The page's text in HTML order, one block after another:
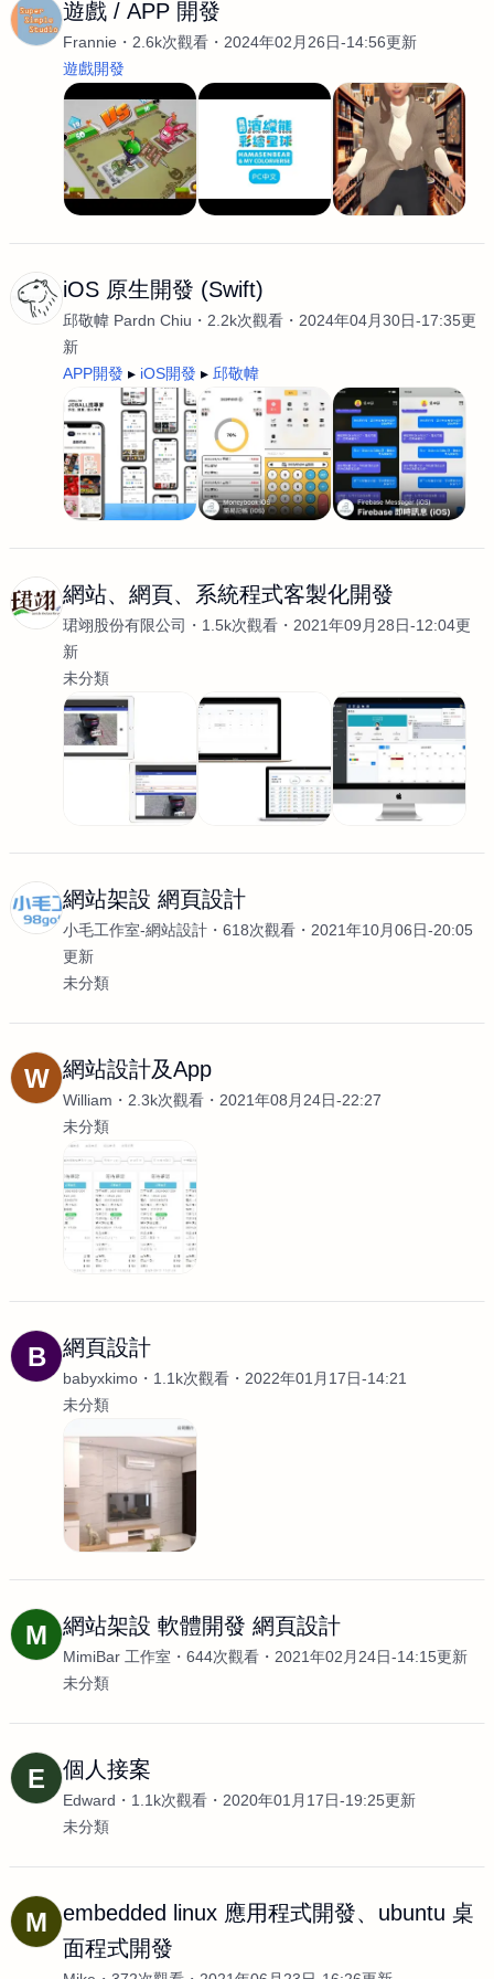
遊戲 / APP 開發
Frannie 2.6k次觀看
2024年02月26日-14:56更新
遊戲開發
iOS 原生開發 (Swift)
邱敬幃 Pardn Chiu 2.2k次觀看
2024年04月30日-17:35更
新
APP開發
iOS開發 邱敬幃
網站、網頁、系統程式客製化開發
珺翊股份有限公司 1.5k次觀看
2021年09月28日-12:04更
新
未分類
網站架設 網頁設計
小毛工作室-網站設計 618次觀看
2021年10月06日-20:05
更新
未分類
W 網站設計及App
William 2.3k次觀看
2021年08月24日-22:27
未分類
B 網頁設計
babyxkimo 1.1k次觀看
2022年01月17日-14:21
未分類
M 網站架設 軟體開發 網頁設計
MimiBar 工作室 644次觀看
2021年02月24日-14:15更新
未分類
E 個人接案
Edward 1.1k次觀看
2020年01月17日-19:25更新
未分類
M
embedded linux 應用程式開發、ubuntu 桌
面程式開發